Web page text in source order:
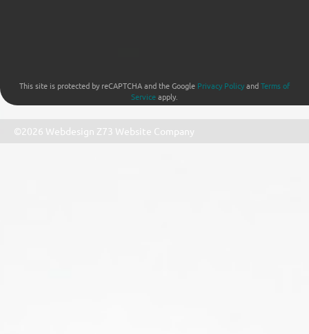
©2026 Webdesign Z73 Website Company
This site is protected by reCAPTCHA and the Google Privacy PolicyandTerms of
Serviceapply.